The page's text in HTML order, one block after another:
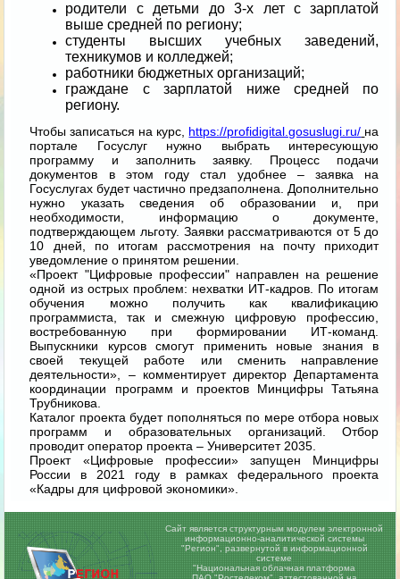
родители с детьми до 3-х лет с зарплатой
выше средней по региону;
студенты высших учебных заведений,
техникумов и колледжей;
работники бюджетных организаций;
граждане с зарплатой ниже средней по
региону.
Чтобы записаться на курс, https://profidigital.gosuslugi.ru/ на
портале Госуслуг нужно выбрать интересующую
программу и заполнить заявку. Процесс подачи
документов в этом году стал удобнее – заявка на
Госуслугах будет частично предзаполнена. Дополнительно
нужно указать сведения об образовании и, при
необходимости, информацию о документе,
подтверждающем льготу. Заявки рассматриваются от 5 до
10 дней, по итогам рассмотрения на почту приходит
уведомление о принятом решении.
«Проект "Цифровые профессии" направлен на решение
одной из острых проблем: нехватки ИТ-кадров. По итогам
обучения можно получить как квалификацию
программиста, так и смежную цифровую профессию,
востребованную при формировании ИТ-команд.
Выпускники курсов смогут применить новые знания в
своей текущей работе или сменить направление
деятельности», – комментирует директор Департамента
координации программ и проектов Минцифры Татьяна
Трубникова.
Каталог проекта будет пополняться по мере отбора новых
программ и образовательных организаций. Отбор
проводит оператор проекта – Университет 2035.
Проект «Цифровые профессии» запущен Минцифры
России в 2021 году в рамках федерального проекта
«Кадры для цифровой экономики».
Сайт является структурным модулем электронной
информационно-аналитической системы
"Регион",развернутой в информационной
системе
"Национальная облачная платформа